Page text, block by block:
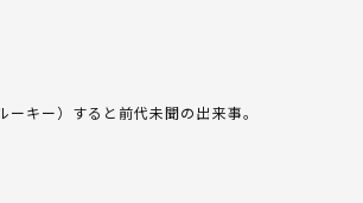
ーキー）すると前代未聞の出来事。